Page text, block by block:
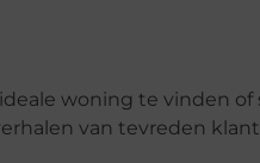
woning te vinden of
van tevreden